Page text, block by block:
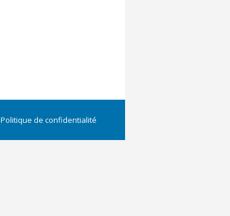
Politique de confidentialité